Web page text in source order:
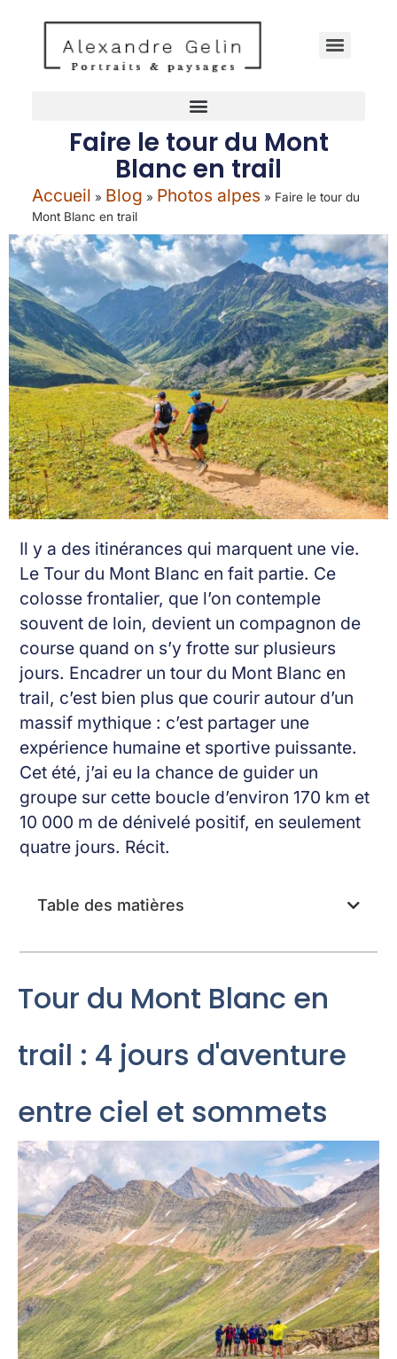
Faire le tour du Mont
Blanc en trail
Accueil » Blog » Photos alpes» Faire le tour du
Mont Blanc en trail
Il y a des itinérances qui marquent une vie.
Le Tour du Mont Blanc en fait partie. Ce
colosse frontalier, que l’on contemple
souvent de loin, devient un compagnon de
course quand on s’y frotte sur plusieurs
jours. Encadrer un tour du Mont Blanc en
trail, c’est bien plus que courir autour d’un
massif mythique : c’est partager une
expérience humaine et sportive puissante.
Cet été, j’ai eu la chance de guider un
groupe sur cette boucle d’environ 170 km et
10 000 m de dénivelé positif, en seulement
quatre jours. Récit.
Table des matières
Tour du Mont Blanc en
trail : 4 jours d'aventure
entre ciel et sommets